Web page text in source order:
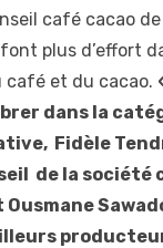
café cacao
plus d’effort
café et du cacao.
dans la
Fidèle
de la société
Ousmane